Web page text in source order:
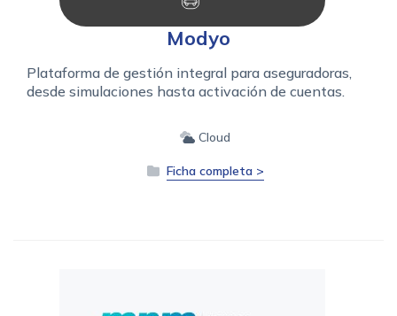
Modyo
Plataforma de gestión integral para aseguradoras,
desde simulaciones hasta activación de cuentas.
Cloud
Ficha completa >